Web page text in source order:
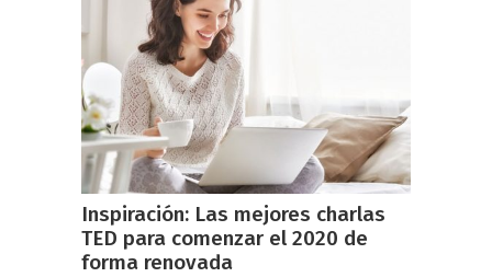
Inspiración: Las mejores charlas
TED para comenzar el 2020 de
forma renovada